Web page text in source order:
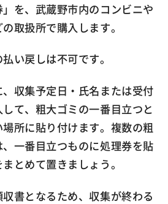
を、武蔵野市内のコンビニや
取扱所で購入します。
い戻しは不可です。
収集予定日・氏名または受付
て、粗大ゴミの一番目立つと
所に貼り付けます。複数の粗
一番目立つものに処理券を貼
とめて置きましょう。
書となるため、収集が終わる